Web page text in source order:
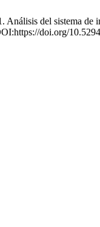
del sistema
doi.org/